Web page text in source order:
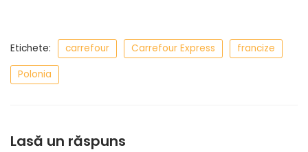
Etichete: carrefour Carrefour Express
francize
Polonia
Lasă un răspuns